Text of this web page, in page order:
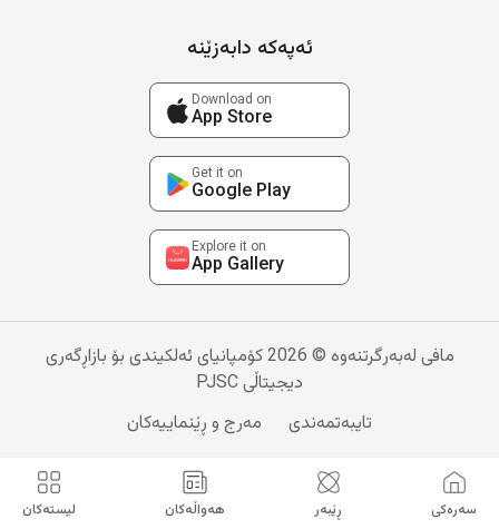
سەرەکی ڕێبەر هەواڵەکان لیستەکان
ئەپەکە دابەزێنە
Download on
App Store
Get it on
Google Play
Explore it on
App Gallery
مافی لەبەرگرتنەوە © 2026 کۆمپانیای ئەلکیندی بۆ بازاڕگەری
دیجیتاڵی PJSC
تایبەتمەندی
مەرج و ڕێنماییەکان